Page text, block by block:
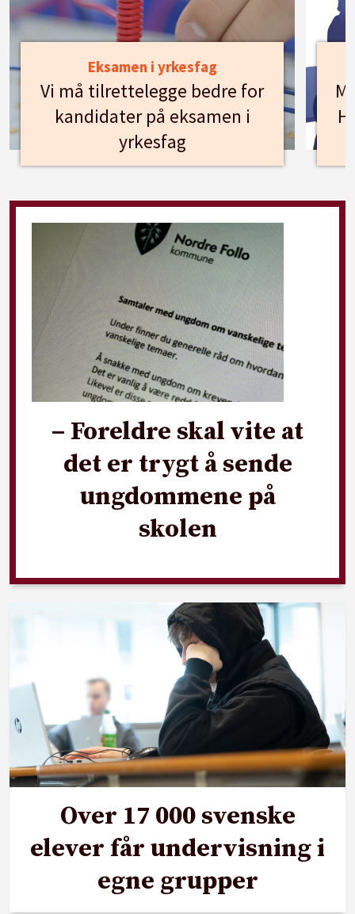
Eksamen i yrkesfag
Vi må tilrettelegge bedre for
kandidater på eksamen i
yrkesfag
– Foreldre skal vite at
det er trygt å sende
ungdommene på
skolen
Over 17 000 svenske
elever får undervisning i
egne grupper